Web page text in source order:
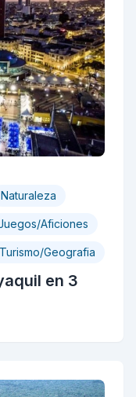
Naturaleza
Aficiones
Geografia
en 3